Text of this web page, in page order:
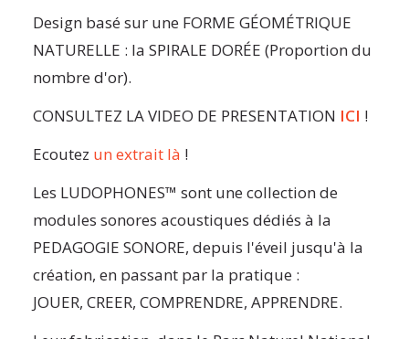
Design basé sur une FORME GÉOMÉTRIQUE
NATURELLE : la SPIRALE DORÉE (Proportion du
nombre d'or).
CONSULTEZ LA VIDEO DE PRESENTATION ICI !
Ecoutez un extrait là !
Les LUDOPHONES™ sont une collection de
modules sonores acoustiques dédiés à la
PEDAGOGIE SONORE, depuis l'éveil jusqu'à la
création, en passant par la pratique :
JOUER, CREER, COMPRENDRE, APPRENDRE.